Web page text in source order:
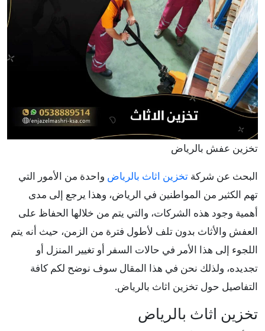
تخزين عفش بالرياض
البحث عن شركة تخزين اثاث بالرياض واحدة من الأمور التي
تهم الكثير من المواطنين في الرياض، وهذا يرجع إلى مدى
أهمية وجود هذه الشركات، والتي يتم من خلالها الحفاظ على
العفش والأثاث بدون تلف لأطول فترة من الزمن، حيث أنه يتم
اللجوء إلى هذا الأمر في حالات السفر أو تغيير المنزل أو
تجديده، ولذلك نحن في هذا المقال سوف نوضح لكم كافة
التفاصيل حول تخزين اثاث بالرياض.
تخزين اثاث بالرياض